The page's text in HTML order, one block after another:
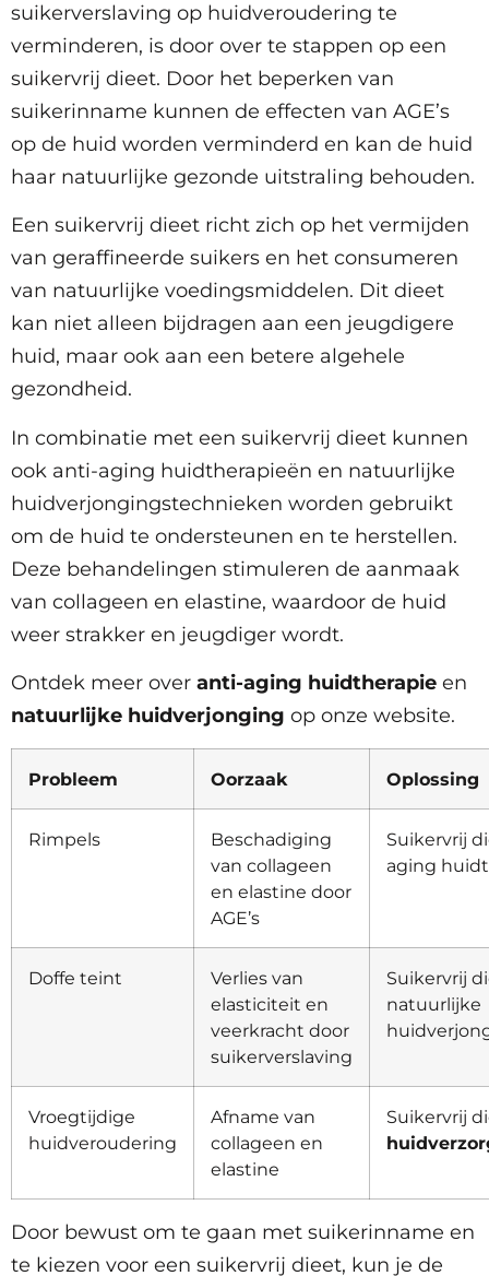
suikerverslaving op huidveroudering te
verminderen, is door over te stappen op een
suikervrij dieet. Door het beperken van
suikerinname kunnen de effecten van AGE’s
op de huid worden verminderd en kan de huid
haar natuurlijke gezonde uitstraling behouden.
Een suikervrij dieet richt zich op het vermijden
van geraffineerde suikers en het consumeren
van natuurlijke voedingsmiddelen. Dit dieet
kan niet alleen bijdragen aan een jeugdigere
huid, maar ook aan een betere algehele
gezondheid.
In combinatie met een suikervrij dieet kunnen
ook anti-aging huidtherapieën en natuurlijke
huidverjongingstechnieken worden gebruikt
om de huid te ondersteunen en te herstellen.
Deze behandelingen stimuleren de aanmaak
van collageen en elastine, waardoor de huid
weer strakker en jeugdiger wordt.
Ontdek meer over anti-aging huidtherapie en
natuurlijke huidverjonging op onze website.
Probleem Oorzaak Oplossing
Rimpels
Beschadiging
van collageen
en elastine door
AGE’s
Suikervrij
aging
Doffe teint
Verlies van
elasticiteit en
veerkracht door
suikerverslaving
Suikervrij
natuurlijke
Vroegtijdige
huidveroudering
Afname van
collageen en
elastine
Suikervrij
Door bewust om te gaan met suikerinname en
te kiezen voor een suikervrij dieet, kun je de